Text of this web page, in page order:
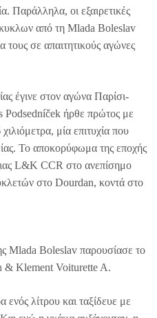
Παράλληλα, οι εξαιρετικές
από τη Mlada Boleslav
τους σε απαιτητικούς αγώνες
έγινε στον αγώνα Παρίσι-
Podsedníček ήρθε πρώτος με
μία επιτυχία που
Το αποκορύφωμα της εποχής
L&K CCR στο ανεπίσημο
στο Dourdan, κοντά στο
Mlada Boleslav παρουσίασε το
& Klement Voiturette A.
ενός λίτρου και ταξίδευε με